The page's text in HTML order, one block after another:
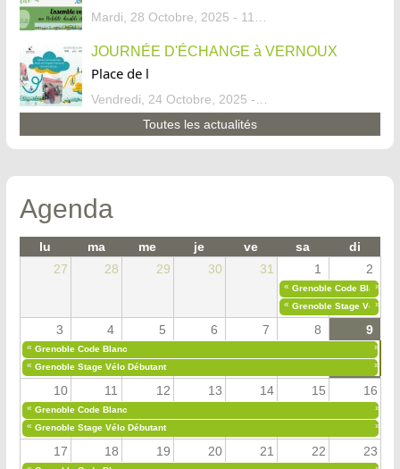
Mardi, 28 Octobre, 2025 - 11:46
JOURNÉE D'ÉCHANGE à VERNOUX
Place de l
Vendredi, 24 Octobre, 2025 - 13:07
Toutes les actualités
Agenda
lu ma me je ve sa
di
27
28 29 30 31 1 2
« Grenoble Code Blanc
»
« Grenoble Stage Vélo
»
3 4 5 6 7 8 9
« Grenoble Code Blanc
»
« Grenoble Stage Vélo Débutant »
10 11 12 13 14 15 16
« Grenoble Code Blanc
»
« Grenoble Stage Vélo Débutant »
17 18 19 20 21 22 23